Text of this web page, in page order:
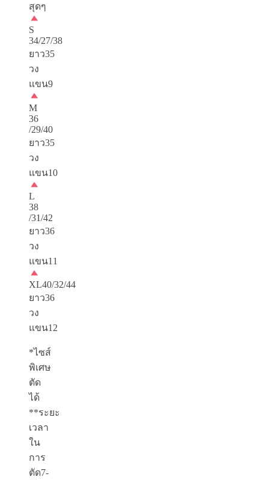
สุดๆ
S
34/27/38
ยาว35
วง
แขน9
M
36
/29/40
ยาว35
วง
แขน10
L
38
/31/42
ยาว36
วง
แขน11
XL40/32/44
ยาว36
วง
แขน12
*ไซส์
พิเศษ
ตัด
ได้
**ระยะ
เวลา
ใน
การ
ตัด7-